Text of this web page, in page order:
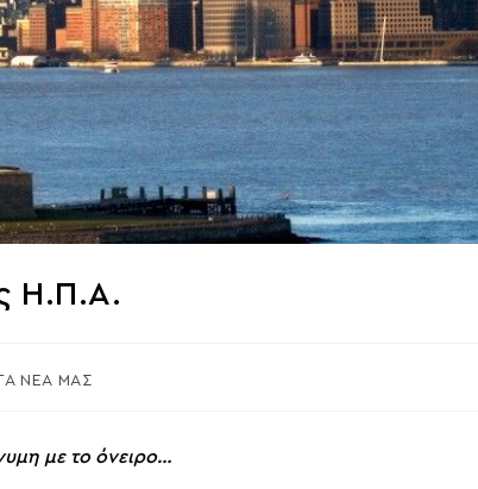
Η.Π.Α.
ΝΕΑ ΜΑΣ
με το όνειρο…